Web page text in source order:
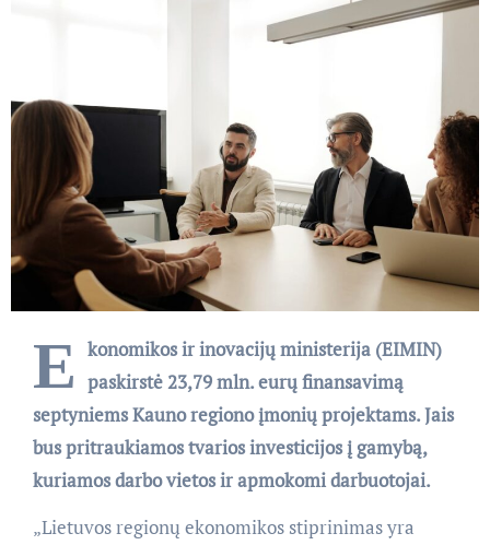
E konomikos ir inovacijų ministerija (EIMIN)
paskirstė 23,79 mln. eurų finansavimą
septyniems Kauno regiono įmonių projektams. Jais
bus pritraukiamos tvarios investicijos į gamybą,
kuriamos darbo vietos ir apmokomi darbuotojai.
„Lietuvos regionų ekonomikos stiprinimas yra